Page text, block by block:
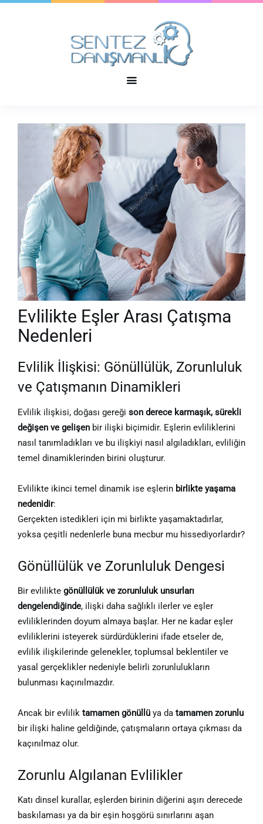
Evlilikte Eşler Arası Çatışma
Nedenleri
Evlilik İlişkisi: Gönüllülük, Zorunluluk
ve Çatışmanın Dinamikleri
Evlilik ilişkisi, doğası gereği son derece karmaşık, sürekli
değişen ve gelişen bir ilişki biçimidir. Eşlerin evliliklerini
nasıl tanımladıkları ve bu ilişkiyi nasıl algıladıkları, evliliğin
temel dinamiklerinden birini oluşturur.
Evlilikte ikinci temel dinamik ise eşlerin birlikte yaşama
nedenidir:
Gerçekten istedikleri için mi birlikte yaşamaktadırlar,
yoksa çeşitli nedenlerle buna mecbur mu hissediyorlardır?
Gönüllülük ve Zorunluluk Dengesi
Bir evlilikte gönüllülük ve zorunluluk unsurları
dengelendiğinde, ilişki daha sağlıklı ilerler ve eşler
evliliklerinden doyum almaya başlar. Her ne kadar eşler
evliliklerini isteyerek sürdürdüklerini ifade etseler de,
evlilik ilişkilerinde gelenekler, toplumsal beklentiler ve
yasal gerçeklikler nedeniyle belirli zorunlulukların
bulunması kaçınılmazdır.
Ancak bir evlilik tamamen gönüllü ya da tamamen zorunlu
bir ilişki haline geldiğinde, çatışmaların ortaya çıkması da
kaçınılmaz olur.
Zorunlu Algılanan Evlilikler
Katı dinsel kurallar, eşlerden birinin diğerini aşırı derecede
baskılaması ya da bir eşin hoşgörü sınırlarını aşan